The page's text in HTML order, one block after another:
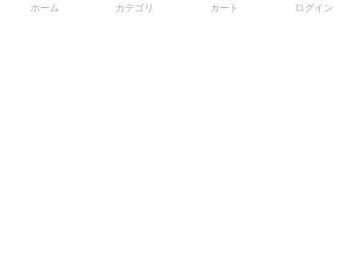
ホーム カテゴリ カート ログイン